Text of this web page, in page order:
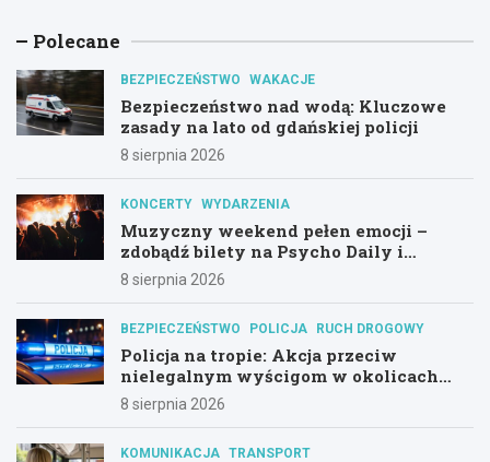
Polecane
BEZPIECZEŃSTWO WAKACJE
Bezpieczeństwo nad wodą: Kluczowe
zasady na lato od gdańskiej policji
8 sierpnia 2026
KONCERTY WYDARZENIA
Muzyczny weekend pełen emocji –
zdobądź bilety na Psycho Daily i
Alternatywny Las!
8 sierpnia 2026
BEZPIECZEŃSTWO POLICJA RUCH DROGOWY
Policja na tropie: Akcja przeciw
nielegalnym wyścigom w okolicach
Hali Olivia
8 sierpnia 2026
KOMUNIKACJA TRANSPORT